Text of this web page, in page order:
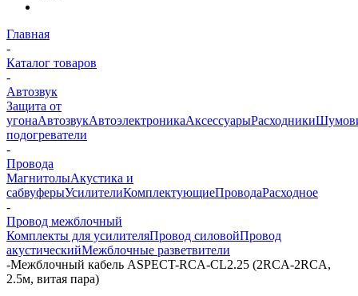
Главная
-
Каталог товаров
-
Автозвук
Защита от
угонаАвтозвукАвтоэлектроникаАксессуарыРасходники
подогреватели
-
Провода
МагнитолыАкустика и
сабвуферыУсилителиКомплектующиеПроводаРасходное
-
Провод межблочный
Комплекты для усилителяПровод силовойПровод
акустическийМежблочные разветвители
-Межблочный кабель ASPECT-RCA-CL2.25 (2RCA-2RCA,
2.5м, витая пара)